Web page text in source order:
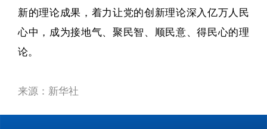
新的理论成果，着力让党的创新理论深入亿万人民
心中，成为接地气、聚民智、顺民意、得民心的理
论。
来源：新华社